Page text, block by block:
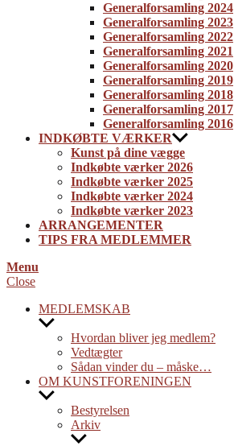
Generalforsamling 2024
Generalforsamling 2023
Generalforsamling 2022
Generalforsamling 2021
Generalforsamling 2020
Generalforsamling 2019
Generalforsamling 2018
Generalforsamling 2017
Generalforsamling 2016
INDKØBTE VÆRKER
Kunst på dine vægge
Indkøbte værker 2026
Indkøbte værker 2025
Indkøbte værker 2024
Indkøbte værker 2023
ARRANGEMENTER
TIPS FRA MEDLEMMER
Menu
Close
MEDLEMSKAB
Show
menu
Hvordan bliver jeg medlem?
Vedtægter
Sådan vinder du – måske…
OM KUNSTFORENINGEN
Show
menu
Bestyrelsen
Arkiv
Show